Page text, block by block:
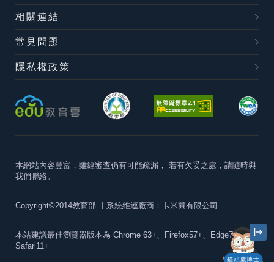
貓頭鷹博士
相關連結
常見問題
隱私權政策
本網站內容豐富，雖經審查仍有可能疏漏， 若有欠妥之處，請隨時與
我們聯絡。
Copyright©2014教育部 丨系統維運廠商：卡米爾有限公司
本站建議最佳瀏覽器版本為 Chrome 63+、Firefox57+、Edge79+及
Safari11+